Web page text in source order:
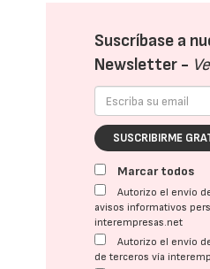
Suscríbase a
Newsletter -
SUSCRIBIRME
Marcar todos
Autorizo el envío
avisos informativos
interempresas.net
Autorizo el envío
de terceros vía